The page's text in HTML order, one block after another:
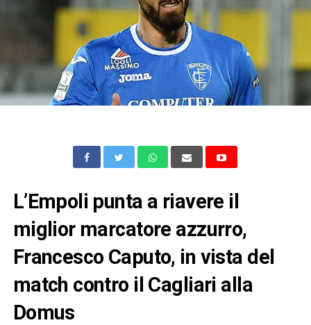
L’Empoli punta a riavere il
miglior marcatore azzurro,
Francesco Caputo, in vista del
match contro il Cagliari alla
Domus